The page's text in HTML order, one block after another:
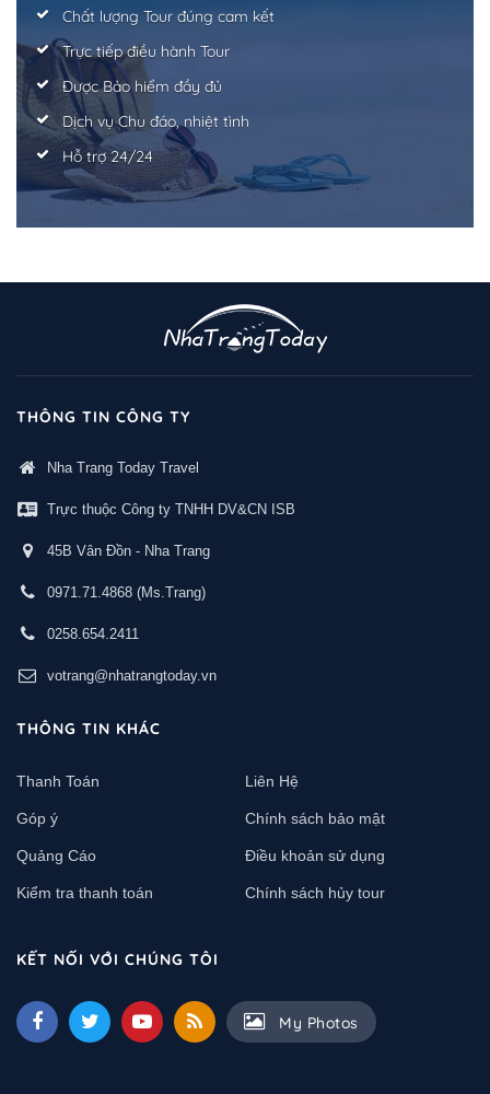
Chất lượng Tour đúng cam kết
Trực tiếp điều hành Tour
Được Bảo hiểm đầy đủ
Dịch vụ Chu đáo, nhiệt tình
Hỗ trợ 24/24
THÔNG TIN CÔNG TY
Nha Trang Today Travel
Trực thuộc Công ty TNHH DV&CN ISB
45B Vân Đồn - Nha Trang
0971.71.4868 (Ms.Trang)
0258.654.2411
votrang@nhatrangtoday.vn
THÔNG TIN KHÁC
Thanh Toán Liên Hệ
Góp ý Chính sách bảo mật
Quảng Cáo Điều khoản sử dụng
Kiểm tra thanh toán Chính sách hủy tour
KẾT NỐI VỚI CHÚNG TÔI
My Photos